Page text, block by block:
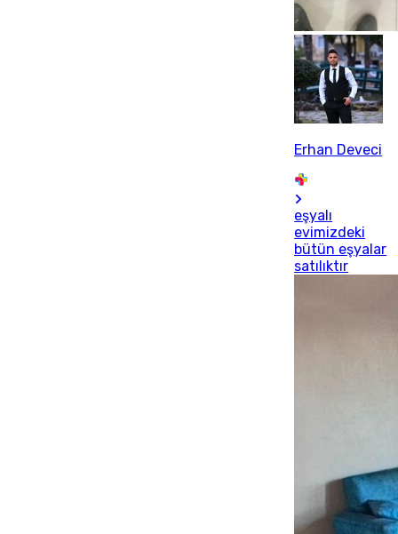
Erhan Deveci
eşyalı
evimizdeki
bütün eşyalar
satılıktır